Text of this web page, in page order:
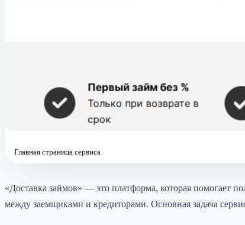
Главная страница сервиса
«Доставка займов» — это платформа, которая помогает
между заемщиками и кредиторами. Основная задача